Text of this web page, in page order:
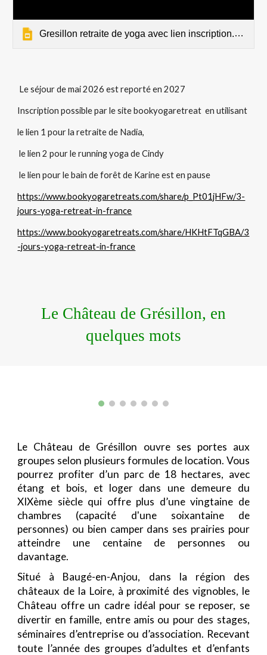
Gresillon retraite de yoga avec lien inscription.pptx
Le séjour de mai 2026 est reporté en 2027
Inscription possible par le site bookyogaretreat en utilisant
le lien 1 pour la retraite de Nadia,
le lien 2 pour le running yoga de Cindy
le lien pour le bain de forêt de Karine est en pause
https://www.bookyogaretreats.com/share/p_Pt01jHFw/3-
jours-yoga-retreat-in-france
https://www.bookyogaretreats.com/share/HKHtFTqGBA/3
-jours-yoga-retreat-in-france
Le Château de Grésillon, en
quelques mots
Le Château de Grésillon ouvre ses portes aux
groupes selon plusieurs formules de location. Vous
pourrez profiter d’un parc de 18 hectares, avec
étang et bois, et loger dans une demeure du
XIXème siècle qui offre plus d’une vingtaine de
chambres (capacité d'une soixantaine de
personnes) ou bien camper dans ses prairies pour
atteindre une centaine de personnes ou
davantage.
Situé à Baugé-en-Anjou, dans la région des
châteaux de la Loire, à proximité des vignobles, le
Château offre un cadre idéal pour se reposer, se
divertir en famille, entre amis ou pour des stages,
séminaires d’entreprise ou d’association. Recevant
toute l’année des groupes d’adultes et d’enfants